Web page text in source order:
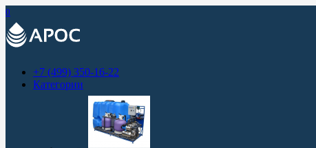
0
+7 (499) 350-16-22
Категории